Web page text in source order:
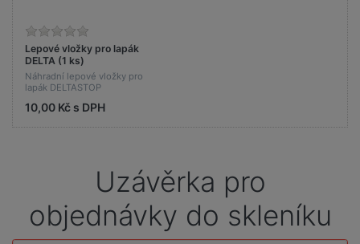
Lepové vložky pro lapák
DELTA (1 ks)
Náhradní lepové vložky pro
lapák DELTASTOP
10,00 Kč s DPH
Uzávěrka pro
objednávky do skleníku